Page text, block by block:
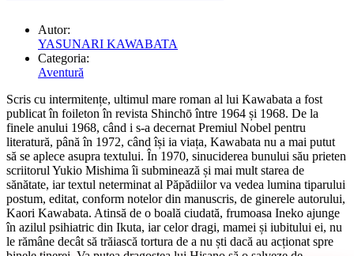
Autor:
YASUNARI KAWABATA
Categoria:
Aventură
Scris cu intermitențe, ultimul mare roman al lui Kawabata a fost
publicat în foileton în revista Shinchō între 1964 și 1968. De la
finele anului 1968, când i s-a decernat Premiul Nobel pentru
literatură, până în 1972, când își ia viața, Kawabata nu a mai putut
să se aplece asupra textului. În 1970, sinuciderea bunului său prieten
scriitorul Yukio Mishima îi subminează și mai mult starea de
sănătate, iar textul neterminat al Păpădiilor va vedea lumina tiparului
postum, editat, conform notelor din manuscris, de ginerele autorului,
Kaori Kawabata. Atinsă de o boală ciudată, frumoasa Ineko ajunge
în azilul psihiatric din Ikuta, iar celor dragi, mamei și iubitului ei, nu
le rămâne decât să trăiască tortura de a nu ști dacă au acționat spre